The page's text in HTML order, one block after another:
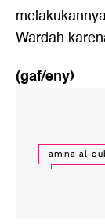
Wardah
(gaf/eny)
amna al